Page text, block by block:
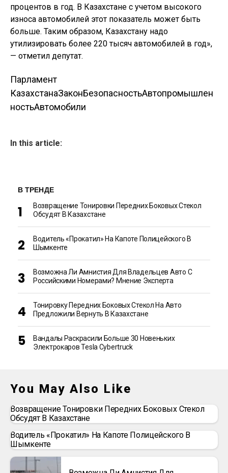
процентов в год. В Казахстане с учетом высокого
износа автомобилей этот показатель может быть
больше. Таким образом, Казахстану надо
утилизировать более 220 тысяч автомобилей в год»,
— отметил депутат.
Парламент
КазахстанаЗаконБезопасностьАвтопромышлен
ностьАвтомобили
In this article:
В ТРЕНДЕ
Возвращение Тонировки Передних Боковых Стекол
Обсудят В Казахстане
Водитель «прокатил» На Капоте Полицейского В
Шымкенте
Возможна Ли Амнистия Для Владельцев Авто С
Российскими Номерами? Мнение Эксперта
Тонировку Передних Боковых Стекол На Авто
Предложили Вернуть В Казахстане
Вандалы Раскрасили Больше 30 Новеньких
Электрокаров Tesla Cybertruck
You May Also Like
Возвращение Тонировки Передних Боковых Стекол
Обсудят В Казахстане
Водитель «прокатил» На Капоте Полицейского В
Шымкенте